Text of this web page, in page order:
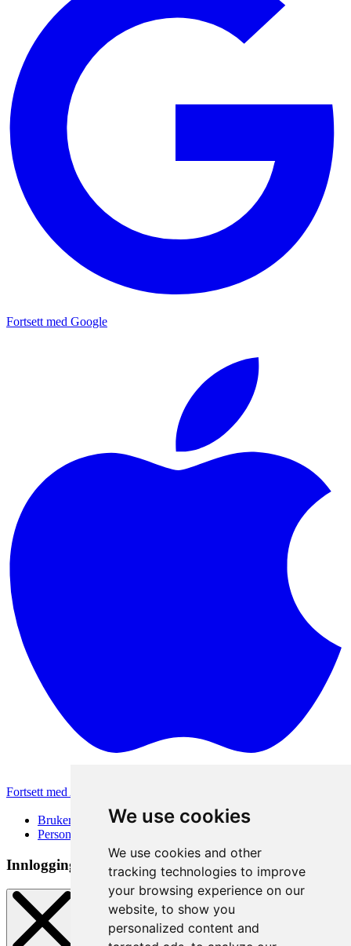
We use cookies
We use cookies and other
tracking technologies to improve
your browsing experience on our
website, to show you
personalized content and
Fortsett med Google
Fortsett med Apple
Brukervilkår
Personvernerklæring
Innloggingsmetode